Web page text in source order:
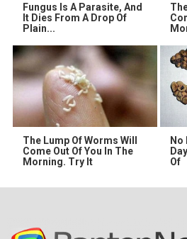
Fungus Is A Parasite, And
It Dies From A Drop Of
Plain...
The Lump Of Worms Will
Come Out Of You In The
Morning. Try It
Of